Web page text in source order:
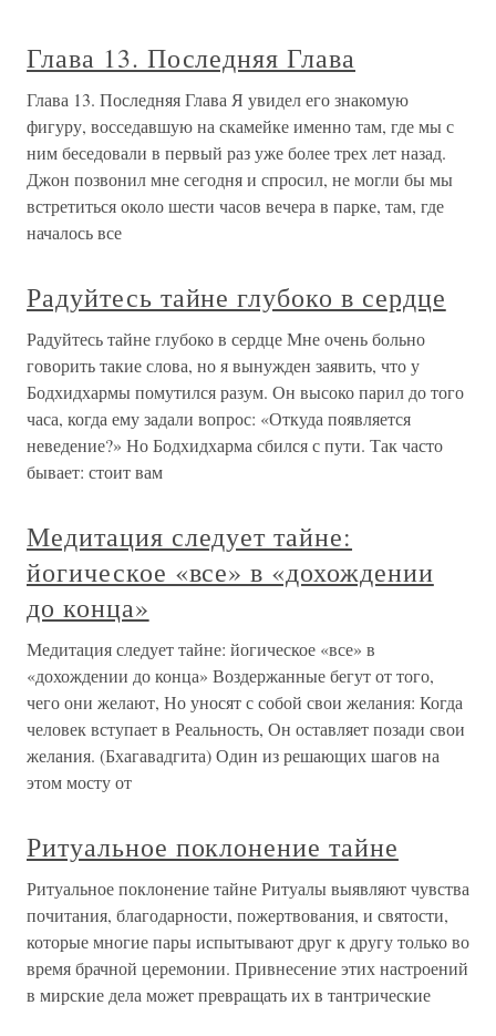
Глава 13. Последняя Глава
Глава 13. Последняя Глава Я увидел его знакомую
фигуру, восседавшую на скамейке именно там, где мы с
ним беседовали в первый раз уже более трех лет назад.
Джон позвонил мне сегодня и спросил, не могли бы мы
встретиться около шести часов вечера в парке, там, где
началось все
Радуйтесь тайне глубоко в сердце
Радуйтесь тайне глубоко в сердце Мне очень больно
говорить такие слова, но я вынужден заявить, что у
Бодхидхармы помутился разум. Он высоко парил до того
часа, когда ему задали вопрос: «Откуда появляется
неведение?» Но Бодхидхарма сбился с пути. Так часто
бывает: стоит вам
Медитация следует тайне:
йогическое «все» в «дохождении
до конца»
Медитация следует тайне: йогическое «все» в
«дохождении до конца» Воздержанные бегут от того,
чего они желают, Но уносят с собой свои желания: Когда
человек вступает в Реальность, Он оставляет позади свои
желания. (Бхагавадгита) Один из решающих шагов на
этом мосту от
Ритуальное поклонение тайне
Ритуальное поклонение тайне Ритуалы выявляют чувства
почитания, благодарности, пожертвования, и святости,
которые многие пары испытывают друг к другу только во
время брачной церемонии. Привнесение этих настроений
в мирские дела может превращать их в тантрические